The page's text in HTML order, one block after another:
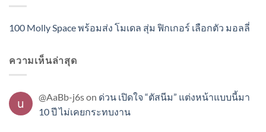
100 Molly Space พร้อมส่ง โมเดล สุ่ม ฟิกเกอร์ เลือกตัว มอลลี่
ความเห็นล่าสุด
@AaBb-j6son ด่วน เปิดใจ “ตัสนีม” แต่งหน้าแบบนี้มา
10 ปี ไม่เคยกระทบงาน